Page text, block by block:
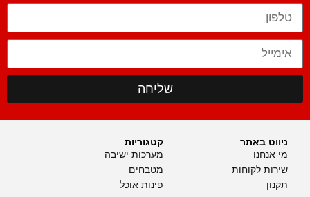
שליחה
ניווט באתר
מי אנחנו
שירות לקוחות
תקנון
קטגוריות
מערכות ישיבה
מטבחים
פינות אוכל